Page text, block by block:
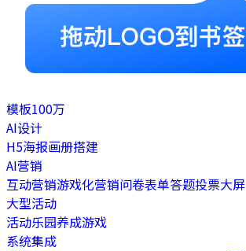
模板100万
AI设计
H5海报画册搭建
AI营销
互动营销游戏化营销问卷表单答题投票大屏
大型活动
活动乐园养成游戏
系统集成